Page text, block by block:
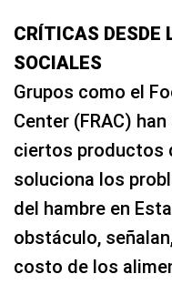
CRÍTICAS DESDE
SOCIALES
Grupos como el
Center (FRAC)
ciertos productos
soluciona los
del hambre en
obstáculo,
costo de los